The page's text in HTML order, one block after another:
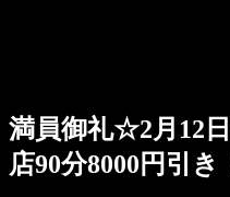
満員御礼☆2月12
店90分8000円引